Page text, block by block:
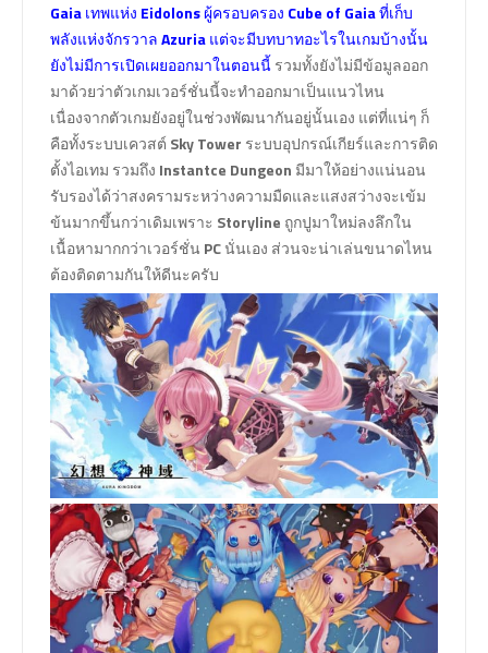
Gaiaเทพแห่ง Eidolonsผู้ครอบครอง Cube of Gaiaที่เก็บ
พลังแห่งจักรวาลAzuriaแต่จะมีบทบาทอะไรในเกมบ้างนั้น
ยังไม่มีการเปิดเผยออกมาในตอนนี้รวมทั้งยังไม่มีข้อมูลออก
มาด้วยว่าตัวเกมเวอร์ชั่นนี้จะทำออกมาเป็นแนวไหน
เนื่องจากตัวเกมยังอยู่ในช่วงพัฒนากันอยู่นั้นเอง แต่ที่แน่ๆ ก็
คือทั้งระบบเควสต์ Sky Tower ระบบอุปกรณ์เกียร์และการติด
ตั้งไอเทม รวมถึง Instantce Dungeon มีมาให้อย่างแน่นอน
รับรองได้ว่าสงครามระหว่างความมืดและแสงสว่างจะเข้ม
ข้นมากขึ้นกว่าเดิมเพราะ Storyline ถูกปูมาใหม่ลงลึกใน
เนื้อหามากกว่าเวอร์ชั่น PCนั่นเอง ส่วนจะน่าเล่นขนาดไหน
ต้องติดตามกันให้ดีนะครับ